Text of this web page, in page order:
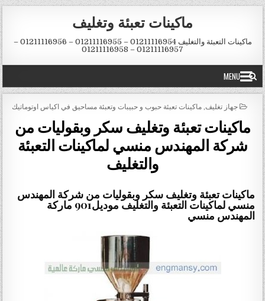
Skip to content
ماكينات تعبئة وتغليف
ماكينات التعبئة والتغليف 01211116954 – 01211116955 – 01211116956 –
01211116957 – 01211116958
MENU
POSTED IN
جهاز تغليف ماكينات تعبئة حبوب و حبيبات وتعبئة مساحيق في اكياس اوتوماتيك
ماكينات تعبئة وتغليف سكر وبقوليات من
شركة المهندس منسي لماكينات التعبئة
والتغليف
ماكينات تعبئة وتغليف سكر وبقوليات من شركة المهندس
منسي لماكينات التعبئة والتغليف موديل901 ماركة
المهندس منسي